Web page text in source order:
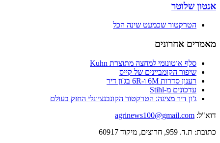
אנטון שלוטר
הטרקטור שכמעט שינה הכל
מאמרים אחרונים
סלף אוטונומי למחצה מתוצרת Kuhn
שיפור הקומביינים של קייס
רענון סדרות 6M ו-6R בג'ון דיר
עדכונים מ-Stihl
ג'ון דיר מציגה: הטרקטור הקונבנציונלי החזק בעולם
דוא"ל: agrinews100@gmail.com
כתובת: ת.ד. 959, חרוצים, מיקוד 60917